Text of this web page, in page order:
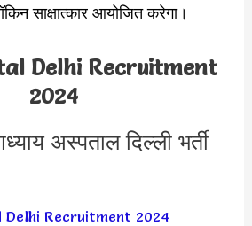
साक्षात्कार आयोजित करेगा।
Delhi Recruitment
2024
अस्पताल दिल्ली भर्ती
Delhi Recruitment 2024